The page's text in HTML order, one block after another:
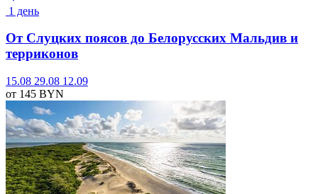
1 день
От Слуцких поясов до Белорусских Мальдив и
терриконов
15.08 29.08 12.09
от 145 BYN